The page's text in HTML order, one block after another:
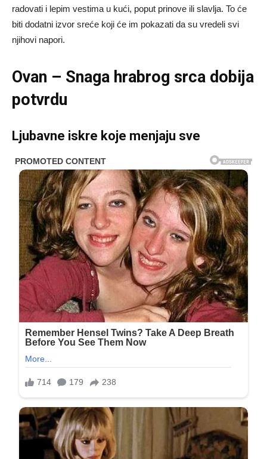
radovati i lepim vestima u kući, poput prinove ili slavlja. To će
biti dodatni izvor sreće koji će im pokazati da su vredeli svi
njihovi napori.
Ovan – Snaga hrabrog srca dobija
potvrdu
Ljubavne iskre koje menjaju sve